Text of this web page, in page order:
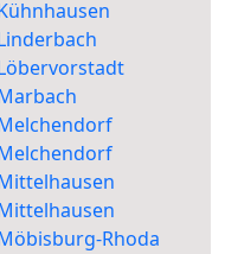
Rhoda